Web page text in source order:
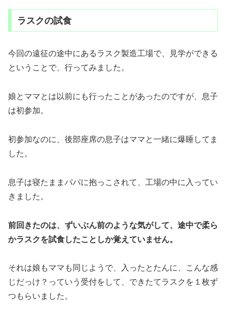
ラスクの試食
今回の遠征の途中にあるラスク製造工場で、見学ができる
ということで、行ってみました。
娘とママとは以前にも行ったことがあったのですが、息子
は初参加。
初参加なのに、後部座席の息子はママと一緒に爆睡してま
した。
息子は寝たままパパに抱っこされて、工場の中に入ってい
きました。
前回きたのは、ずいぶん前のような気がして、途中で柔ら
かラスクを試食したことしか覚えていません。
それは娘もママも同じようで、入ったとたんに、こんな感
じだっけ？っていう受付をして、できたてラスクを１枚ず
つもらいました。